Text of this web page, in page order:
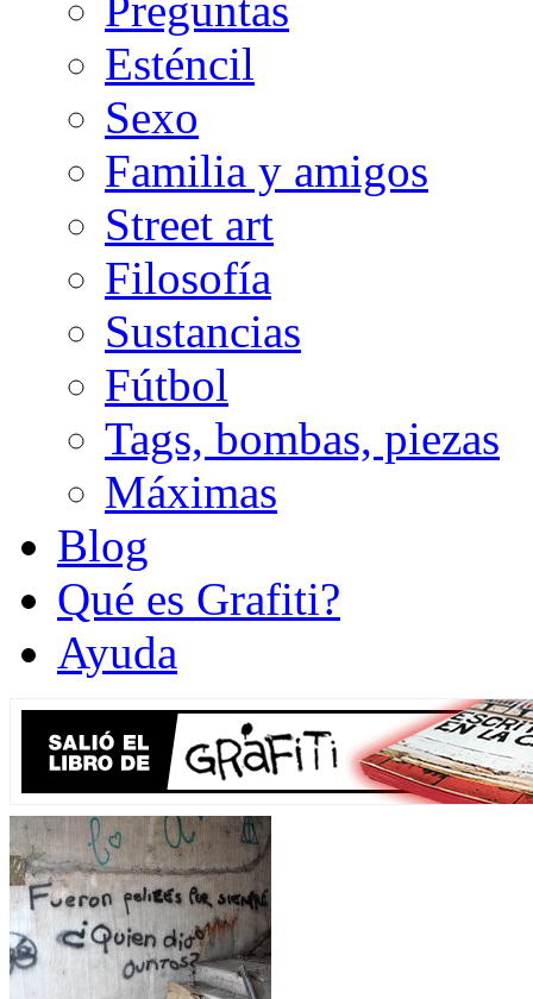
Preguntas
Esténcil
Sexo
Familia y amigos
Street art
Filosofía
Sustancias
Fútbol
Tags, bombas, piezas
Máximas
Blog
Qué es Grafiti?
Ayuda